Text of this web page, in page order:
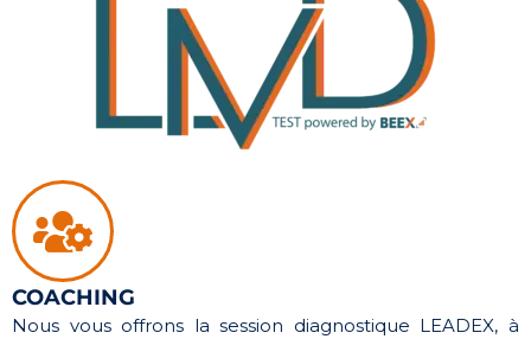
COACHING
Nous vous offrons la session diagnostique LEADEX, à